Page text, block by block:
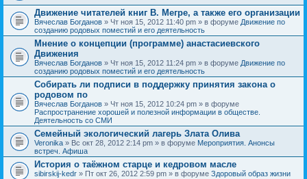
Движение читателей книг В. Мегре, а также его организации
Вячеслав Богданов » Чт ноя 15, 2012 11:40 pm » в форуме Движение по
созданию родовых поместий и его деятельность
Мнение о концепции (программе) анастасиевского
Движения
Вячеслав Богданов » Чт ноя 15, 2012 11:24 pm » в форуме Движение по
созданию родовых поместий и его деятельность
Собирать ли подписи в поддержку принятия закона о
родовом по
Вячеслав Богданов » Чт ноя 15, 2012 10:24 pm » в форуме
Распространение хорошей и полезной информации в обществе.
Деятельность со СМИ
Семейный экологический лагерь Злата Олива
Veronika » Вс окт 28, 2012 2:14 pm » в форуме Мероприятия. Анонсы
встреч. Афиша
История о таёжном старце и кедровом масле
sibirskij-kedr » Пт окт 26, 2012 2:59 pm » в форуме Здоровый образ жизни